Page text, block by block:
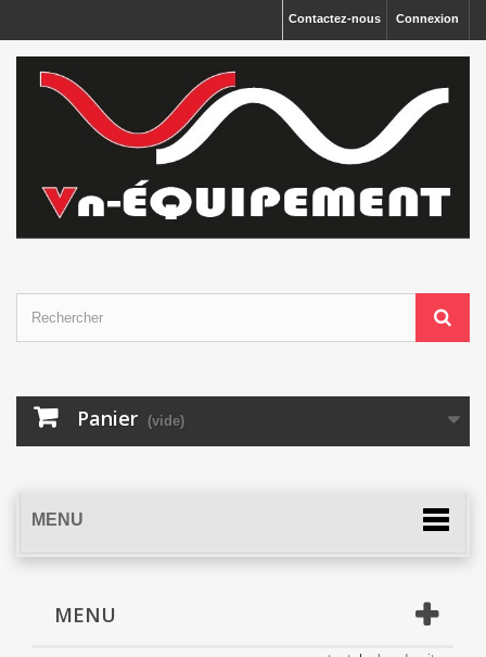
Connexion
Contactez-nous
Panier (vide)
MENU
MENU